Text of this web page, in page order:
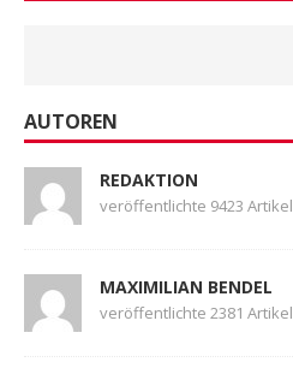
AUTOREN
REDAKTION
veröffentlichte 9423 Artikel
MAXIMILIAN BENDEL
veröffentlichte 2381 Artikel